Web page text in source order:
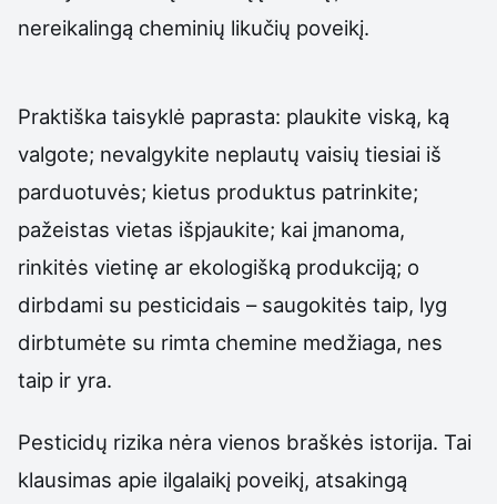
nereikalingą cheminių likučių poveikį.
Praktiška taisyklė paprasta: plaukite viską, ką
valgote; nevalgykite neplautų vaisių tiesiai iš
parduotuvės; kietus produktus patrinkite;
pažeistas vietas išpjaukite; kai įmanoma,
rinkitės vietinę ar ekologišką produkciją; o
dirbdami su pesticidais – saugokitės taip, lyg
dirbtumėte su rimta chemine medžiaga, nes
taip ir yra.
Pesticidų rizika nėra vienos braškės istorija. Tai
klausimas apie ilgalaikį poveikį, atsakingą